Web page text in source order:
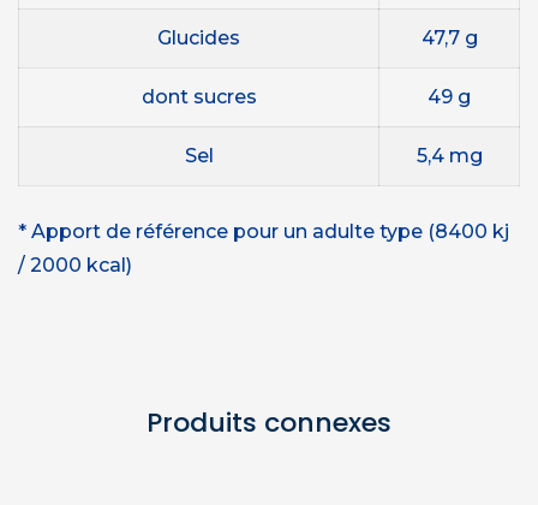
Glucides 47,7 g
dont sucres 49 g
Sel 5,4 mg
* Apport de référence pour un adulte type (8400 kj
/ 2000 kcal)
Produits connexes